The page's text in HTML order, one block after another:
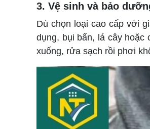
3. Vệ sinh và bảo
Dù chọn loại cao cấp với
dụng, bụi bẩn, lá cây
xuống, rửa sạch rồi phơi